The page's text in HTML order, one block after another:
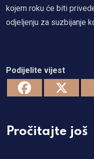
kojem roku će biti
odjeljenju za suzbijanje
Podijelite vijest
Pročitajte još